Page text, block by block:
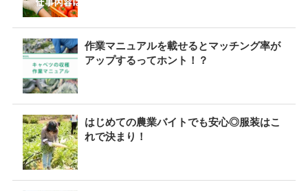
作業マニュアルを載せるとマッチング率が
アップするってホント！？
はじめての農業バイトでも安心◎服装はこ
れで決まり！